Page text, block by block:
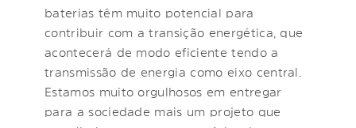
baterias têm muito potencial para
contribuir com a transição energética, que
acontecerá de modo eficiente tendo a
transmissão de energia como eixo central.
Estamos muito orgulhosos em entregar
para a sociedade mais um projeto que